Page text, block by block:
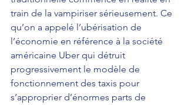
train de la vampiriser sérieusement. Ce
qu’on a appelé l’ubérisation de
l’économie en référence à la société
américaine Uber qui détruit
progressivement le modèle de
fonctionnement des taxis pour
s’approprier d’énormes parts de